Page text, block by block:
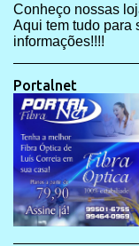
Conheço nossas
Aqui tem tudo para
informações!!!!
Portalnet